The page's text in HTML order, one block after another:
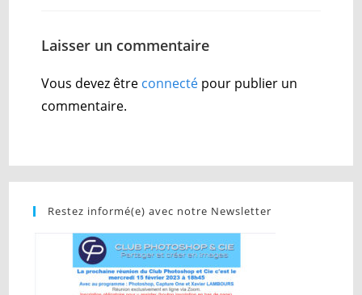
Laisser un commentaire
Vous devez être connecté pour publier un
commentaire.
Restez informé(e) avec notre Newsletter